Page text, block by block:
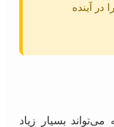
آینده
بسیار زیاد